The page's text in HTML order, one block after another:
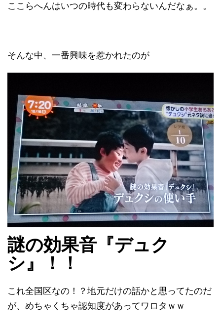
ここらへんはいつの時代も変わらないんだなぁ。。
そんな中、一番興味を惹かれたのが
謎の効果音『デュク
シ』！！
これ全国区なの！？地元だけの話かと思ってたのだ
が、めちゃくちゃ認知度があってワロタｗｗ